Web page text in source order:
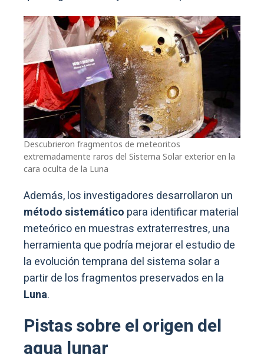
Descubrieron fragmentos de meteoritos
extremadamente raros del Sistema Solar exterior en la
cara oculta de la Luna
Además, los investigadores desarrollaron un
método sistemático para identificar material
meteórico en muestras extraterrestres, una
herramienta que podría mejorar el estudio de
la evolución temprana del sistema solar a
partir de los fragmentos preservados en la
Luna.
Pistas sobre el origen del
agua lunar